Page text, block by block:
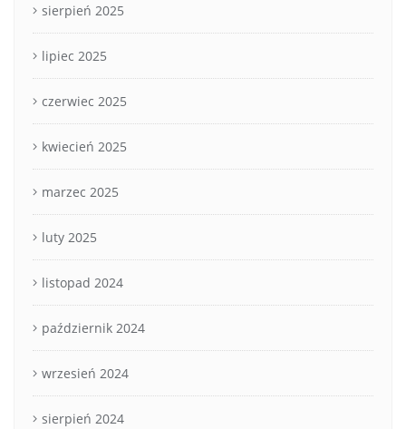
sierpień 2025
lipiec 2025
czerwiec 2025
kwiecień 2025
marzec 2025
luty 2025
listopad 2024
październik 2024
wrzesień 2024
sierpień 2024